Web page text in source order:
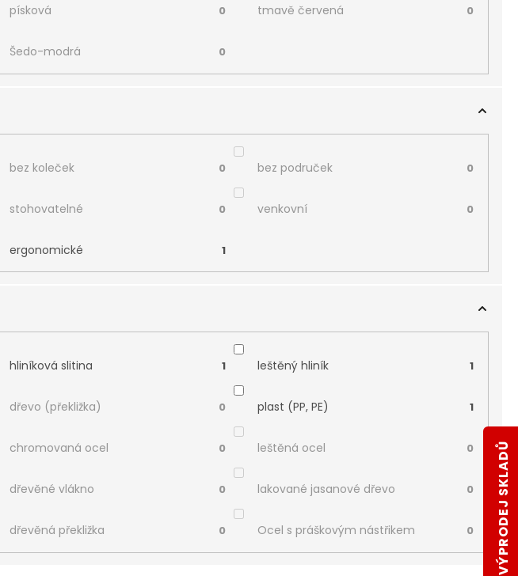
písková 0 tmavě červená 0
Šedo-modrá 0
bez koleček 0 bez područek 0
stohovatelné 0 venkovní 0
ergonomické 1
hliníková slitina 1 leštěný hliník 1
dřevo (překližka) 0 plast (PP, PE) 1
chromovaná ocel 0 leštěná ocel 0
dřevěné vlákno 0 lakované jasanové dřevo 0
dřevěná překližka 0 Ocel s práškovým nástřikem 0 VÝPRODEJ SKLADŮ